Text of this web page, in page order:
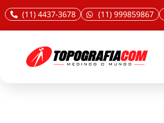
(11) 4437-3678 (11) 999859867